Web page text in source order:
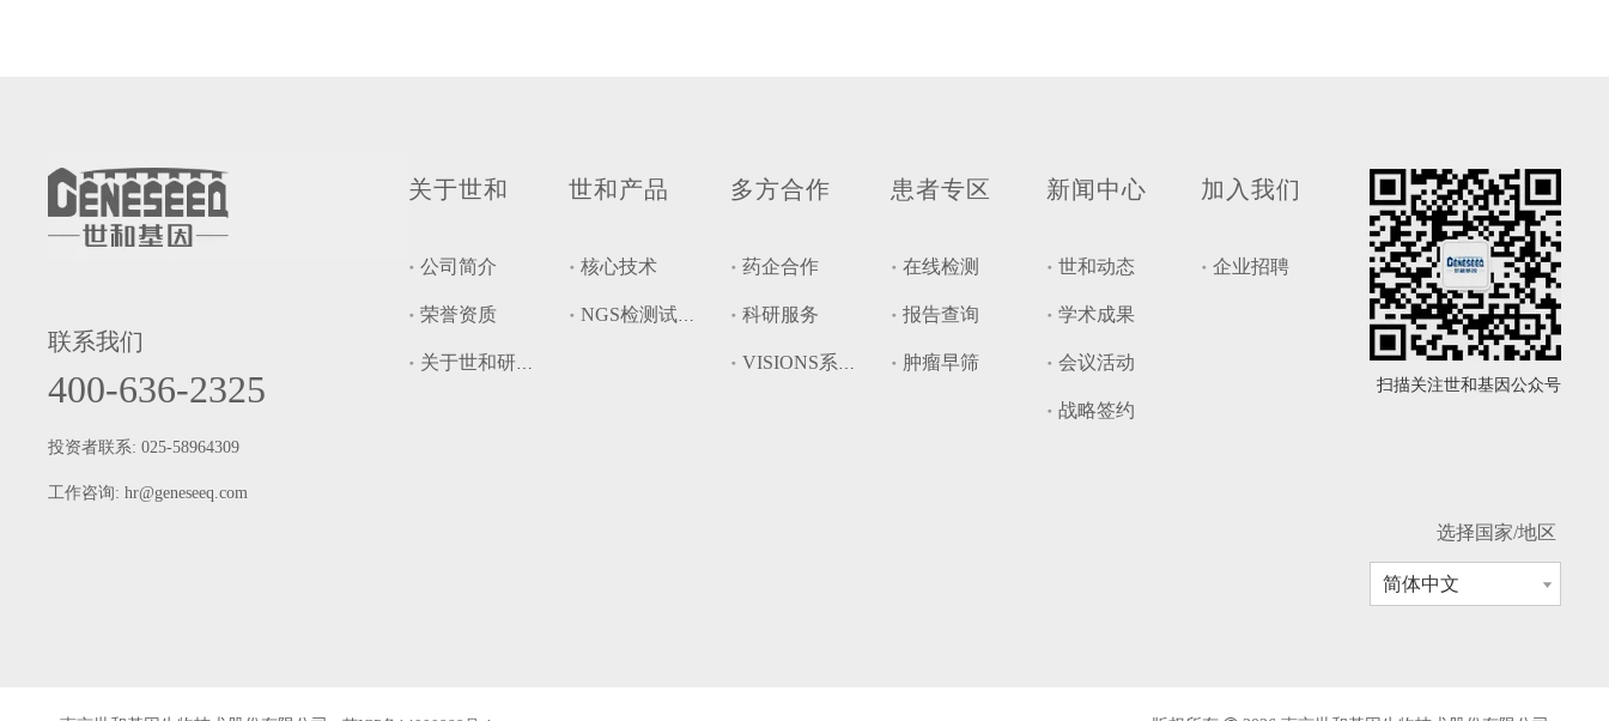
联系我们
400-636-2325
投资者联系: 025-58964309
工作咨询: hr@geneseeq.com
关于世和
公司简介
荣誉资质
关于世和研究院
世和产品
核心技术
NGS检测试剂盒
多方合作
药企合作
科研服务
VISIONS系统
患者专区
在线检测
报告查询
肿瘤早筛
新闻中心
世和动态
学术成果
会议活动
战略签约
加入我们
企业招聘
扫描关注世和基因公众号
选择国家/地区
简体中文